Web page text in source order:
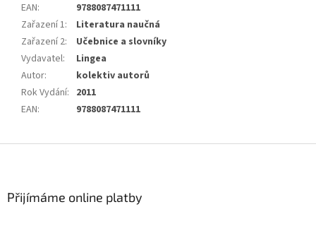
EAN:
9788087471111
Zařazení 1:
Literatura naučná
Zařazení 2:
Učebnice a slovníky
Vydavatel:
Lingea
Autor:
kolektiv autorů
Rok Vydání: 2011
EAN: 9788087471111
Přijímáme online platby